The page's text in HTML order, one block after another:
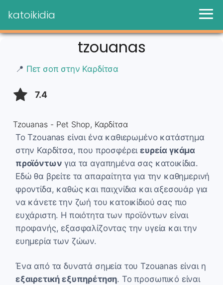
katoikidia
tzouanas
📍 Πετ σοπ στην Καρδίτσα
7.4
Tzouanas - Pet Shop, Καρδίτσα
Το Tzouanas είναι ένα καθιερωμένο κατάστημα
στην Καρδίτσα, που προσφέρειευρεία γκάμα
προϊόντων για τα αγαπημένα σας κατοικίδια.
Εδώ θα βρείτε τα απαραίτητα για την καθημερινή
φροντίδα, καθώς και παιχνίδια και αξεσουάρ για
να κάνετε την ζωή του κατοικίδιού σας πιο
ευχάριστη. Η ποιότητα των προϊόντων είναι
προφανής, εξασφαλίζοντας την υγεία και την
ευημερία των ζώων.
Ένα από τα δυνατά σημεία του Tzouanas είναι η
εξαιρετική εξυπηρέτηση. Το προσωπικό είναι